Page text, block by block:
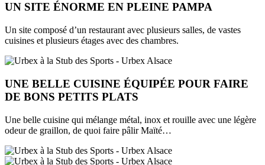
UN SITE ÉNORME EN PLEINE PAMPA
Un site composé d’un restaurant avec plusieurs salles, de vastes
cuisines et plusieurs étages avec des chambres.
UNE BELLE CUISINE ÉQUIPÉE POUR FAIRE
DE BONS PETITS PLATS
Une belle cuisine qui mélange métal, inox et rouille avec une légère
odeur de graillon, de quoi faire pâlir Maïté…